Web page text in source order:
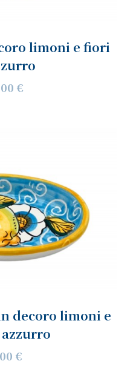
limoni e fiori
€
decoro limoni e
€